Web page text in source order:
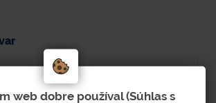
web dobre používal (Súhlas s